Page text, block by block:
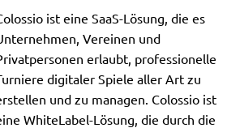
ist eine SaaS-Lösung, die es
Vereinen und
erlaubt, professionelle
digitaler Spiele aller Art zu
und zu managen. Colossio ist
WhiteLabel-Lösung, die durch die